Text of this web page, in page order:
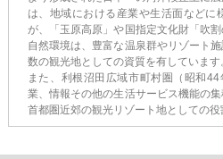
は、地域における産業や生活面などに
が、「玉原高原」や国指定文化財「吹
自然環境は、豊富な温泉群やリゾート
数の観光地としての資質を有しています
また、利根沼田広域市町村圏（昭和
業、情報その他の生活サービス機能の
首都圏近郊の観光リゾート地としての役